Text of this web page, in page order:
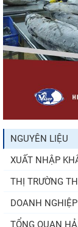
NGUYÊN LIỆU
XUẤT NHẬP
THỊ TRƯỜNG
DOANH NGHIỆP
TỔNG QUAN